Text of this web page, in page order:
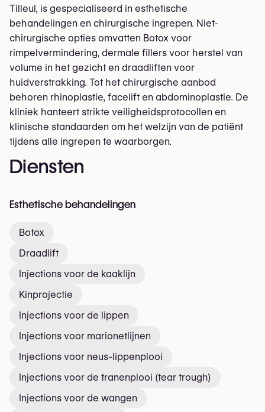
Tilleul, is gespecialiseerd in esthetische
behandelingen en chirurgische ingrepen. Niet-
chirurgische opties omvatten Botox voor
rimpelvermindering, dermale fillers voor herstel van
volume in het gezicht en draadliften voor
huidverstrakking. Tot het chirurgische aanbod
behoren rhinoplastie, facelift en abdominoplastie. De
kliniek hanteert strikte veiligheidsprotocollen en
klinische standaarden om het welzijn van de patiënt
tijdens alle ingrepen te waarborgen.
Diensten
Esthetische behandelingen
Botox
Draadlift
Injections voor de kaaklijn
Kinprojectie
Injections voor de lippen
Injections voor marionetlijnen
Injections voor neus-lippenplooi
Injections voor de tranenplooi (tear trough)
Injections voor de wangen